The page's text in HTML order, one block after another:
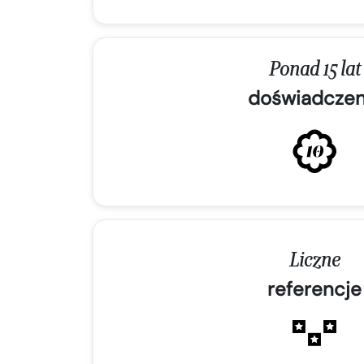
Ponad 15 lat
Liczne
referencje